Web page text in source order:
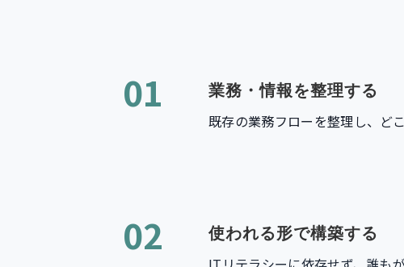
01 業務・情報を整理する
既存の業務フローを整理し、ど
02 使われる形で構築する